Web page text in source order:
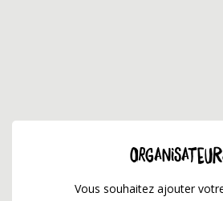
Vous souhaitez ajouter